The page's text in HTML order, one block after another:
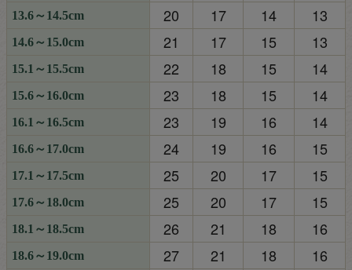
13.6～14.5cm 20 17 14 13
14.6～15.0cm 21 17 15 13
15.1～15.5cm 22 18 15 14
15.6～16.0cm 23 18 15 14
16.1～16.5cm 23 19 16 14
16.6～17.0cm 24 19 16 15
17.1～17.5cm 25 20 17 15
17.6～18.0cm 25 20 17 15
18.1～18.5cm 26 21 18 16
18.6～19.0cm 27 21 18 16